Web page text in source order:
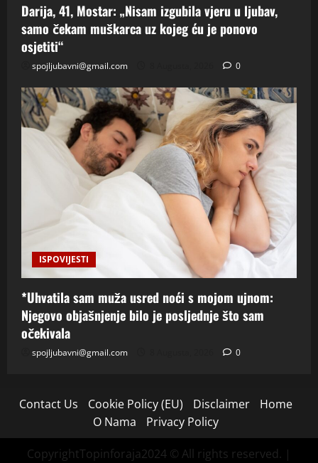
Darija, 41, Mostar: „Nisam izgubila vjeru u ljubav,
samo čekam muškarca uz kojeg ću je ponovo
osjetiti“
spojljubavni@gmail.com 0
ISPOVIJESTI
*Uhvatila sam muža usred noći s mojom ujnom:
Njegovo objašnjenje bilo je posljednje što sam
očekivala
spojljubavni@gmail.com 0
Contact Us Cookie Policy (EU) Disclaimer
Home
O Nama
Privacy Policy
CopyrightTopinforaja2024 © All rights reserved. |